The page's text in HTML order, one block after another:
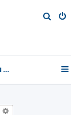
Жалобы и предложения